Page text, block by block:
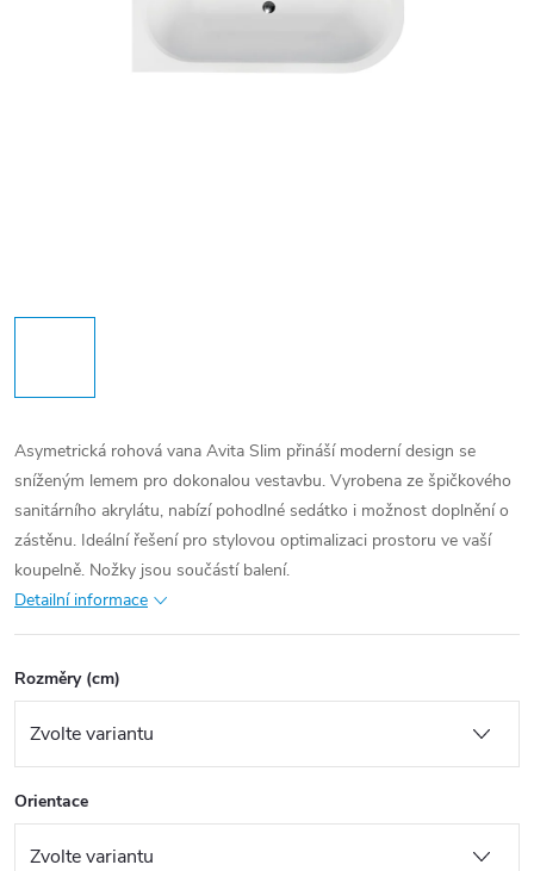
Asymetrická rohová vana Avita Slim přináší moderní design se
sníženým lemem pro dokonalou vestavbu. Vyrobena ze špičkového
sanitárního akrylátu, nabízí pohodlné sedátko i možnost doplnění o
zástěnu. Ideální řešení pro stylovou optimalizaci prostoru ve vaší
koupelně. Nožky jsou součástí balení.
Detailní informace
Rozměry (cm)
Orientace